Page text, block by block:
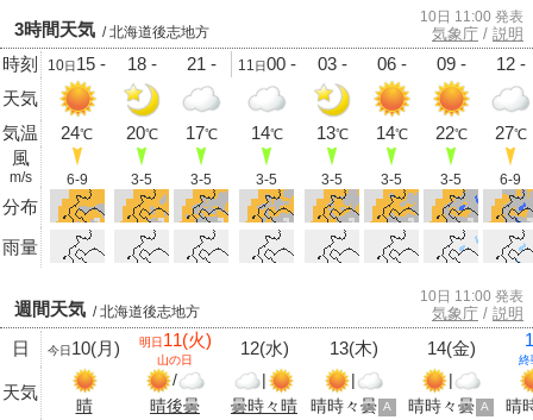
3時間天気 / 北海道後志地方
10日 11:00 発表
気象庁 / 説明
時刻 10日 15 - 18 - 21 - 11日00 - 03 - 06 - 09 -
12 -
天気
気温
24℃ 20℃ 17℃ 14℃ 13℃ 14℃ 22℃ 27℃
風
m/s 6-9 3-5 3-5 3-5 3-5 3-5 3-5 6-9
分布
雨量
週間天気 / 北海道後志地方
10日 11:00 発表
気象庁 / 説明
日 今日 10(月) 明日 11(火)
山の日
12(水) 13(木) 14(金)
終
天気
晴
/
晴後曇
|
曇時々晴
|
晴時々曇 A
|
晴時々曇 A 晴